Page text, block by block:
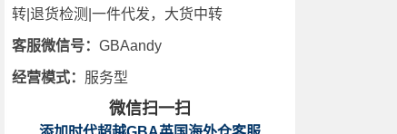
转|退货检测|一件代发，大货中转
客服微信号： GBAandy
经营模式： 服务型
微信扫一扫